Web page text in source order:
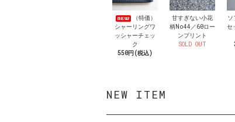
（特価）
シャーリングワ
ッシャーチェッ
ク
550円(税込)
甘すぎない小花
柄No44／60ロー
ンプリント
SOLD OUT
セ
NEW ITEM